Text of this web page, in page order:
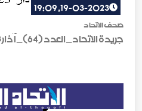
صحف الاتحاد
19-03-2023, 19:09
جريدة الاتحاد_العدد (64)_آذار 2023